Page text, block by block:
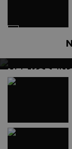
MET
AUTORAI
EV Experience